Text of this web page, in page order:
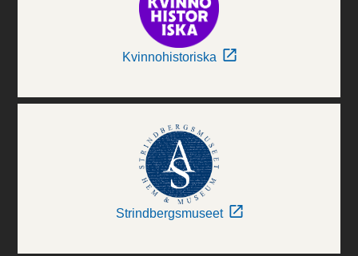
Kvinnohistoriska
Strindbergsmuseet